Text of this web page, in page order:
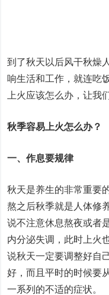
到了秋天以后风干秋燥
响生活和工作，就连吃
上火应该怎么办，让我
秋季容易上火怎么办？
一、作息要规律
秋天是养生的非常重要
熬之后秋季就是人体修
说不注意休息熬夜或者
内分泌失调，此时上火
说秋天一定要调整好自
好，而且平时的时候要
一系列的不适的症状。